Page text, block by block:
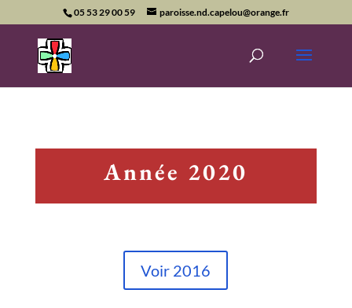
05 53 29 00 59 paroisse.nd.capelou@orange.fr
Année 2020
Voir 2016